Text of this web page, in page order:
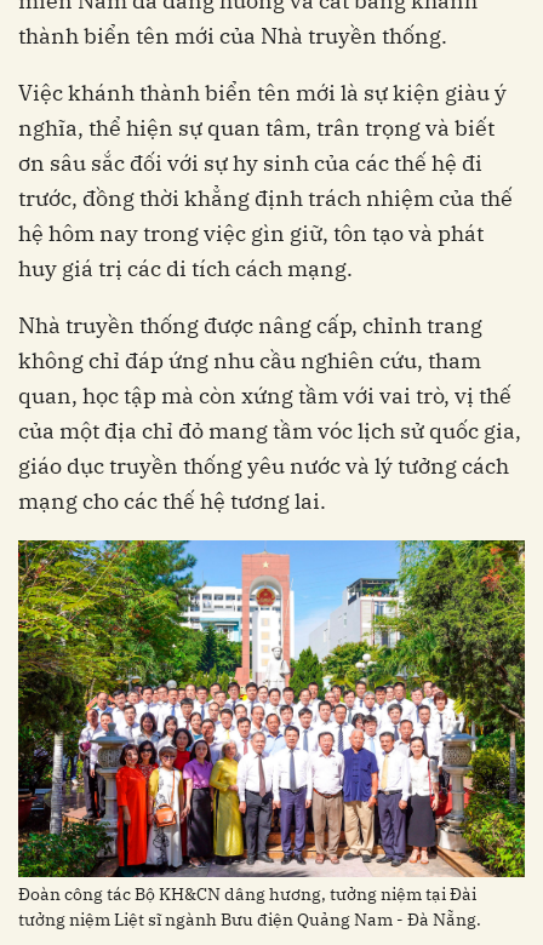
thành biển tên mới của Nhà truyền thống.
Việc khánh thành biển tên mới là sự kiện giàu ý
nghĩa, thể hiện sự quan tâm, trân trọng và biết
ơn sâu sắc đối với sự hy sinh của các thế hệ đi
trước, đồng thời khẳng định trách nhiệm của thế
hệ hôm nay trong việc gìn giữ, tôn tạo và phát
huy giá trị các di tích cách mạng.
Nhà truyền thống được nâng cấp, chỉnh trang
không chỉ đáp ứng nhu cầu nghiên cứu, tham
quan, học tập mà còn xứng tầm với vai trò, vị thế
của một địa chỉ đỏ mang tầm vóc lịch sử quốc gia,
giáo dục truyền thống yêu nước và lý tưởng cách
mạng cho các thế hệ tương lai.
Đoàn công tác Bộ KH&CN dâng hương, tưởng niệm tại Đài
tưởng niệm Liệt sĩ ngành Bưu điện Quảng Nam - Đà Nẵng.